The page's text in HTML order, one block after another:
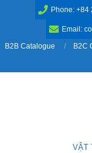
Phone: +84
Email:
B2B Catalogue
B2C
VẬT